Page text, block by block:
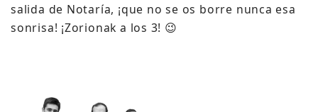
salida de Notaría, ¡que no se os borre nunca esa
sonrisa! ¡Zorionak a los 3! 😉